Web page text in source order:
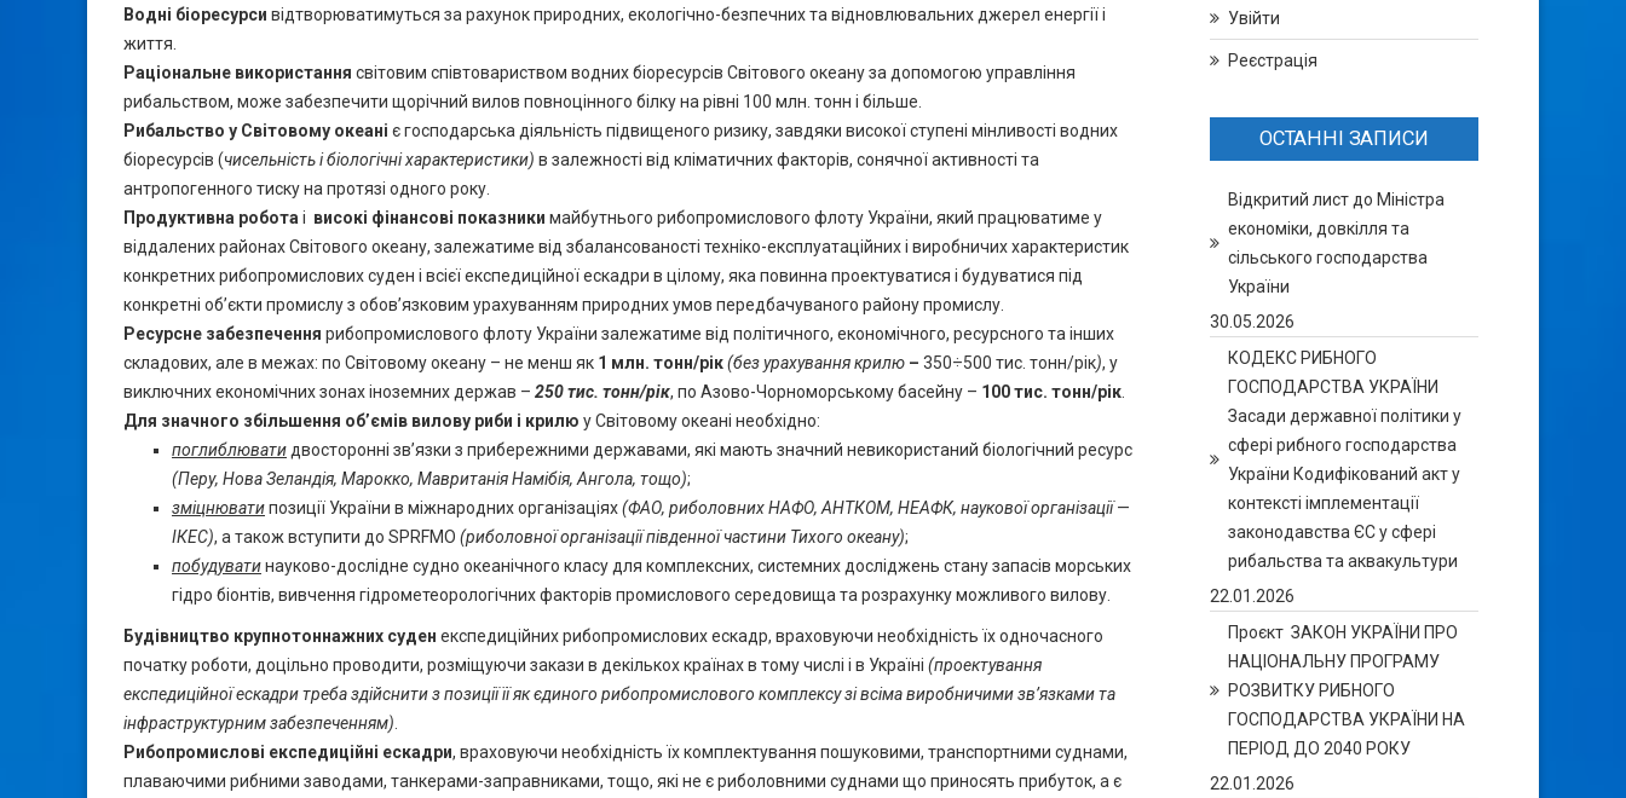
Водні біоресурси відтворюватимуться за рахунок природних, екологічно-безпечних та відновлювальних джерел енергії і
життя.
Раціональне використання світовим співтовариством водних біоресурсів Світового океану за допомогою управління
рибальством, може забезпечити щорічний вилов повноцінного білку на рівні 100 млн. тонн і більше.
Рибальство у Світовому океані є господарська діяльність підвищеного ризику, завдяки високої ступені мінливості водних
біоресурсів (чисельність і біологічні характеристики) в залежності від кліматичних факторів, сонячної активності та
антропогенного тиску на протязі одного року.
Продуктивна робота і високі фінансові показники майбутнього рибопромислового флоту України, який працюватиме у
віддалених районах Світового океану, залежатиме від збалансованості техніко-експлуатаційних і виробничих характеристик
конкретних рибопромислових суден і всієї експедиційної ескадри в цілому, яка повинна проектуватися і будуватися під
конкретні об’єкти промислу з обов’язковим урахуванням природних умов передбачуваного району промислу.
Ресурсне забезпечення рибопромислового флоту України залежатиме від політичного, економічного, ресурсного та інших
складових, але в межах: по Світовому океану – не менш як 1 млн. тонн/рік(без урахування крилю – 350÷500 тис. тонн/рік), у
виключних економічних зонах іноземних держав – 250 тис. тонн/рік, по Азово-Чорноморському басейну – 100 тис. тонн/рік
Для значного збільшення об’ємів вилову риби і крилю у Світовому океані необхідно:
поглиблювати двосторонні зв’язки з прибережними державами, які мають значний невикористаний біологічний ресурс
(Перу, Нова Зеландія, Марокко, Мавританія Намібія, Ангола, тощо);
зміцнюватипозиції України в міжнародних організаціях(ФАО, риболовних НАФО, АНТКОМ, НЕАФК, наукової організації—
ІКЕС), а також вступити до SPRFMO (риболовної організації південної частини Тихого океану);
побудуватинауково-дослідне судно океанічного класу для комплексних, системних досліджень стану запасів морських
гідро біонтів, вивчення гідрометеорологічних факторів промислового середовища та розрахунку можливого вилову.
Будівництво крупнотоннажних суден експедиційних рибопромислових ескадр, враховуючи необхідність їх одночасного
початку роботи, доцільно проводити, розміщуючи закази в декількох країнах в тому числі і в Україні (проектування
експедиційної ескадри треба здійснити з позиції її як єдиного рибопромислового комплексу зі всіма виробничими зв’язками та
інфраструктурним забезпеченням)
Рибопромислові експедиційні ескадри, враховуючи необхідність їх комплектування пошуковими, транспортними суднами,
плаваючими рибними заводами, танкерами-заправниками, тощо, які не є риболовними суднами що приносять прибуток, а є
Увійти
Реєстрація
ОСТАННІ ЗАПИСИ
Відкритий лист до Міністра
економіки, довкілля та
сільського господарства
України
30.05.2026
КОДЕКС РИБНОГО
ГОСПОДАРСТВА УКРАЇНИ
Засади державної політики у
сфері рибного господарства
України Кодифікований акт у
контексті імплементації
законодавства ЄС у сфері
рибальства та аквакультури
22.01.2026
Проєкт ЗАКОН УКРАЇНИ ПРО
НАЦІОНАЛЬНУ ПРОГРАМУ
РОЗВИТКУ РИБНОГО
ГОСПОДАРСТВА УКРАЇНИ НА
ПЕРІОД ДО 2040 РОКУ
22.01.2026